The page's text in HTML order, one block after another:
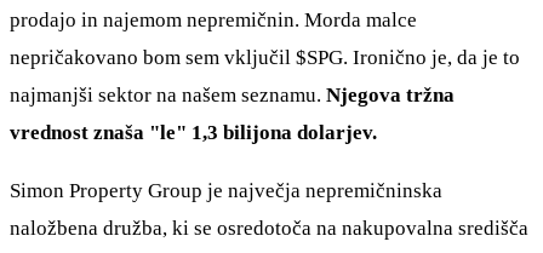
prodajo in najemom nepremičnin. Morda malce
nepričakovano bom sem vključil $SPG. Ironično je, da je to
najmanjši sektor na našem seznamu. Njegova tržna
vrednost znaša "le" 1,3 bilijona dolarjev.
Simon Property Group je največja nepremičninska
naložbena družba, ki se osredotoča na nakupovalna središča